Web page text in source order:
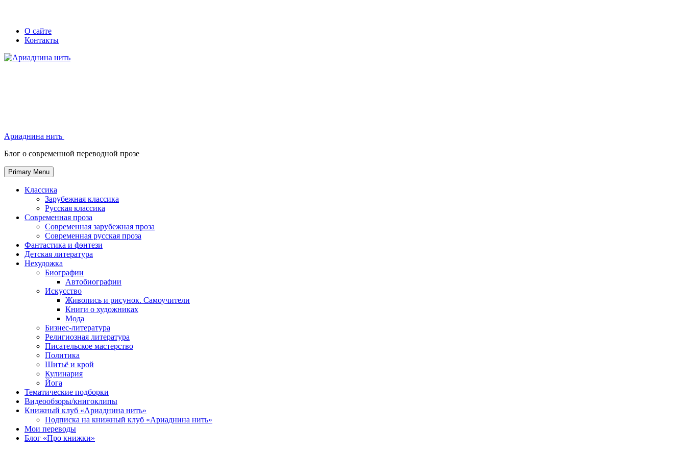
Skip
Secondary
left
navigation
Secondary
right
navigation
О сайте
Контакты
Ариаднина нить
Блог о современной переводной прозе
Primary Menu
Классика
Зарубежная классика
Русская классика
Современная проза
Современная зарубежная проза
Современная русская проза
Фантастика и фэнтези
Детская литература
Нехудожка
Биографии
Автобиографии
Искусство
Живопись и рисунок. Самоучители
Книги о художниках
Мода
Бизнес-литература
Религиозная литература
Писательское мастерство
Политика
Шитьё и крой
Кулинария
Йога
Тематические подборки
Видеообзоры/книгоклипы
Книжный клуб «Ариаднина нить»
Подписка на книжный клуб «Ариаднина нить»
Мои переводы
Блог «Про книжки»